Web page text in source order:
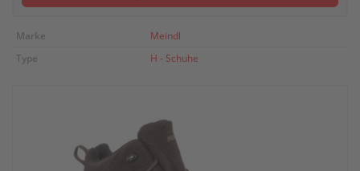
Marke
Meindl
Type
H - Schuhe